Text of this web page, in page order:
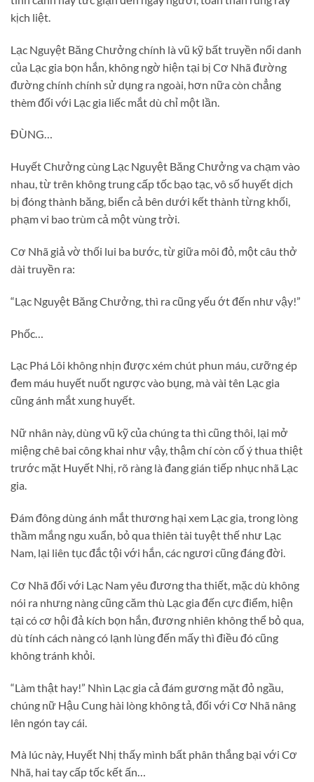
kịch liệt.
Lạc Nguyệt Băng Chưởng chính là vũ kỹ bất truyền nổi danh
của Lạc gia bọn hắn, không ngờ hiện tại bị Cơ Nhã đường
đường chính chính sử dụng ra ngoài, hơn nữa còn chẳng
thèm đối với Lạc gia liếc mắt dù chỉ một lần.
ĐÙNG…
Huyết Chưởng cùng Lạc Nguyệt Băng Chưởng va chạm vào
nhau, từ trên không trung cấp tốc bạo tạc, vô số huyết dịch
bị đóng thành băng, biển cả bên dưới kết thành từng khối,
phạm vi bao trùm cả một vùng trời.
Cơ Nhã giả vờ thối lui ba bước, từ giữa môi đỏ, một câu thở
dài truyền ra:
“Lạc Nguyệt Băng Chưởng, thì ra cũng yếu ớt đến như vậy!”
Phốc…
Lạc Phá Lôi không nhịn được xém chút phun máu, cưỡng ép
đem máu huyết nuốt ngược vào bụng, mà vài tên Lạc gia
cũng ánh mắt xung huyết.
Nữ nhân này, dùng vũ kỹ của chúng ta thì cũng thôi, lại mở
miệng chê bai công khai như vậy, thậm chí còn cố ý thua thiệt
trước mặt Huyết Nhị, rõ ràng là đang gián tiếp nhục nhã Lạc
gia.
Đám đông dùng ánh mắt thương hại xem Lạc gia, trong lòng
thầm mắng ngu xuẩn, bỏ qua thiên tài tuyệt thế như Lạc
Nam, lại liên tục đắc tội với hắn, các ngươi cũng đáng đời.
Cơ Nhã đối với Lạc Nam yêu đương tha thiết, mặc dù không
nói ra nhưng nàng cũng căm thù Lạc gia đến cực điểm, hiện
tại có cơ hội đả kích bọn hắn, đương nhiên không thể bỏ qua,
dù tính cách nàng có lạnh lùng đến mấy thì điều đó cũng
không tránh khỏi.
“Làm thật hay!” Nhìn Lạc gia cả đám gương mặt đỏ ngầu,
chúng nữ Hậu Cung hài lòng không tả, đối với Cơ Nhã nâng
lên ngón tay cái.
Mà lúc này, Huyết Nhị thấy mình bất phân thắng bại với Cơ
Nhã, hai tay cấp tốc kết ấn…